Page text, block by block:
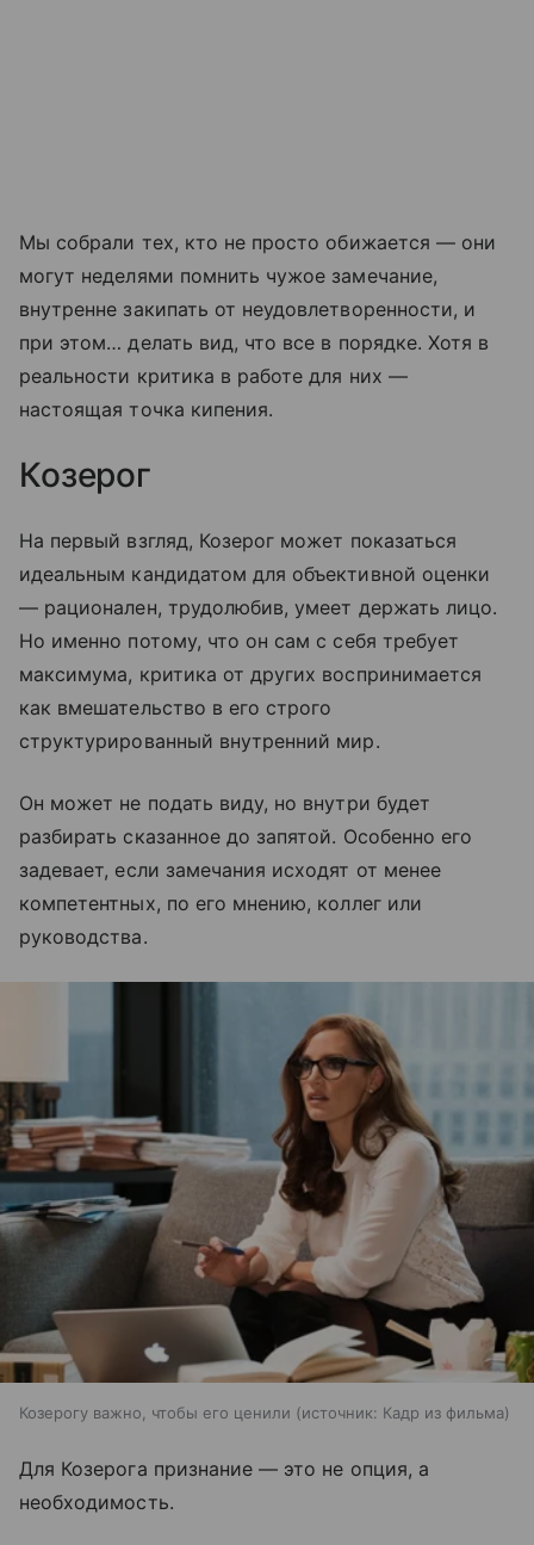
Мы собрали тех, кто не просто обижается — они
могут неделями помнить чужое замечание,
внутренне закипать от неудовлетворенности, и
при этом… делать вид, что все в порядке. Хотя в
реальности критика в работе для них —
настоящая точка кипения.
Козерог
На первый взгляд, Козерог может показаться
идеальным кандидатом для объективной оценки
— рационален, трудолюбив, умеет держать лицо.
Но именно потому, что он сам с себя требует
максимума, критика от других воспринимается
как вмешательство в его строго
структурированный внутренний мир.
Он может не подать виду, но внутри будет
разбирать сказанное до запятой. Особенно его
задевает, если замечания исходят от менее
компетентных, по его мнению, коллег или
руководства.
Козерогу важно, чтобы его ценили источник: Кадр из фильма
Для Козерога признание — это не опция, а
необходимость.